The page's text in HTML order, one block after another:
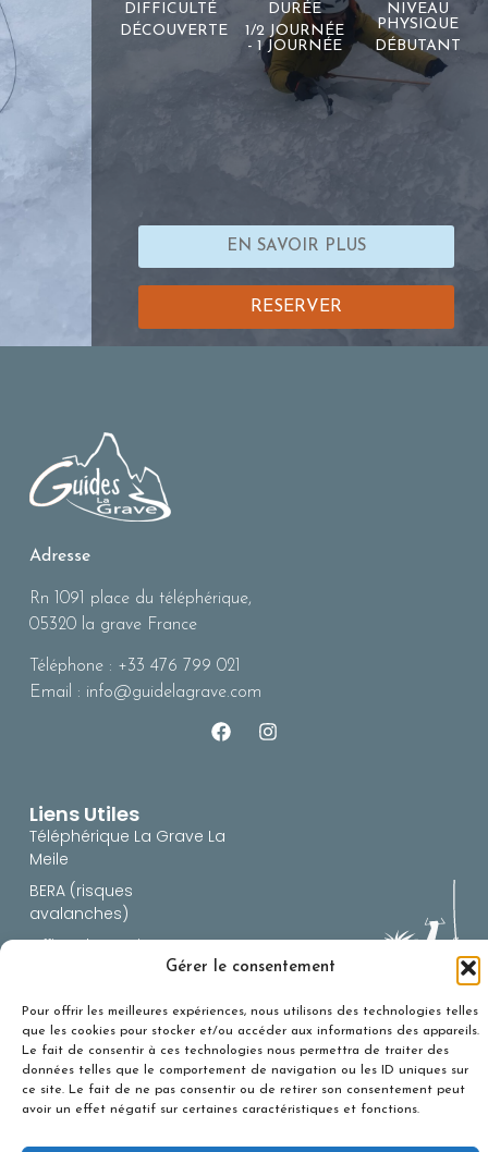
Gérer le consentement
Pour offrir les meilleures expériences, nous utilisons des technologies telles
que les cookies pour stocker et/ou accéder aux informations des appareils.
Le fait de consentir à ces technologies nous permettra de traiter des
données telles que le comportement de navigation ou les ID uniques sur
ce site. Le fait de ne pas consentir ou de retirer son consentement peut
avoir un effet négatif sur certaines caractéristiques et fonctions.
DIFFICULTÉ
DÉCOUVERTE
DURÉE
1/2 JOURNÉE
- 1 JOURNÉE
NIVEAU
PHYSIQUE
DÉBUTANT
EN SAVOIR PLUS
RESERVER
Adresse
Rn 1091 place du téléphérique,
05320 la grave France
Téléphone : +33 476 799 021
Email : info@guidelagrave.com
Liens Utiles
Téléphérique La Grave La
Meile
BERA (risques
avalanches)
Office du Tourisme
Infos Route 05
Infos route 38